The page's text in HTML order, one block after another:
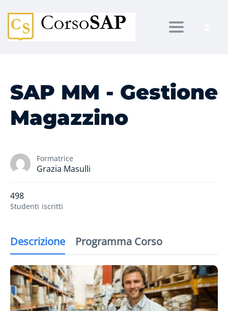
Toggle
SAP MM - Gestione
Magazzino
Formatrice
Grazia Masulli
498
Studenti iscritti
Descrizione Programma Corso